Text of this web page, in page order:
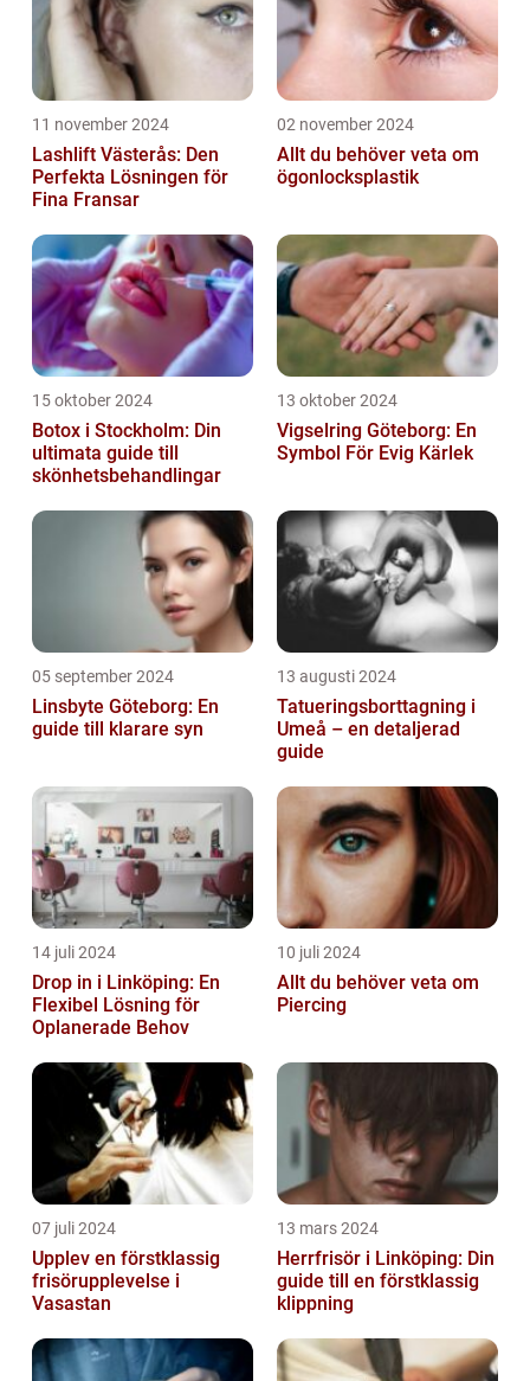
11 november 2024
Lashlift Västerås: Den
Perfekta Lösningen för
Fina Fransar
02 november 2024
Allt du behöver veta om
ögonlocksplastik
15 oktober 2024
Botox i Stockholm: Din
ultimata guide till
skönhetsbehandlingar
13 oktober 2024
Vigselring Göteborg: En
Symbol För Evig Kärlek
05 september 2024
Linsbyte Göteborg: En
guide till klarare syn
13 augusti 2024
Tatueringsborttagning i
Umeå – en detaljerad
guide
14 juli 2024
Drop in i Linköping: En
Flexibel Lösning för
Oplanerade Behov
10 juli 2024
Allt du behöver veta om
Piercing
07 juli 2024
Upplev en förstklassig
frisörupplevelse i
Vasastan
13 mars 2024
Herrfrisör i Linköping: Din
guide till en förstklassig
klippning